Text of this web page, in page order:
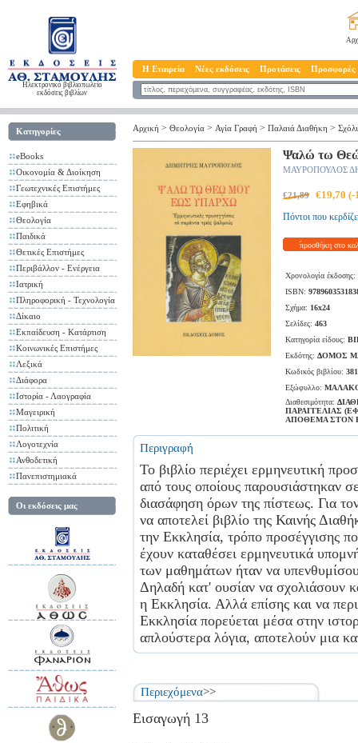
Ηλεκτρονικό βιβλιοπωλείο
εκδόσεις βιβλίων
Η Εταιρεία Νέες εκδόσεις Προτάσεις Προσφορές
Κατηγορίες
eBooks
Οικονομία & Διοίκηση
Γεωτεχνικές Επιστήμες
Εφηβικά
Θεολογία
Παιδικά
Θετικές Επιστήμες
Περιβάλλον - Ενέργεια
Ιατρική
Πληροφορική - Τεχνολογία
Δίκαιο
Εκπαίδευση - Κατάρτιση
Κοινωνικές Επιστήμες
Λεξικά
Διάφορα
Ιστορία - Λαογραφία
Μαγειρική
Πολιτική
Λογοτεχνία
Ανθοδετική
Πανεπιστημιακά
Οι εκδόσεις μας
Αρχική > Θεολογία > Αγία Γραφή > Παλαιά Διαθήκη >
Ψαλώ τω
ΜΑΥΡΟΠΟΥΛΟΣ
€21,89 €19,70
Πόντοι που
προσθήκη στο
Χρονολογία έκδοσης:
ISBN:
Σχήμα: 16x24
Σελίδες: 463
Κατηγορία είδους:
Εκδότης: ΔΟΜΟΣ
Κωδικός βιβλίου:
Εξώφυλλο:
Διαθεσιμότητα:
ΠΑΡΑΓΓΕΛΙΑΣ
ΑΠΟΘΕΜΑ ΣΤΟΝ
Περιγραφή
To βιβλίο περιέχει ερμηνευτική
από τους οποίους πα­ρουσιάστηκαν
διασάφηση όρων της πίστεως. Για
να αποτελεί βιβλίο της Καινής
την Εκκλησία, τρόπο προσέγ­γισης
έχουν καταθέσει ερμηνευτικά
των μαθημάτων ήταν να
Δηλαδή κατ' ουσίαν να σχολιάσουν
η Εκκλησία. Αλλά επίσης και να
Εκκλησία πορεύε­ται μέσα στην
απλούστερα λόγια, αποτελούν μια
Περιεχόμενα>>
Εισαγωγή 13